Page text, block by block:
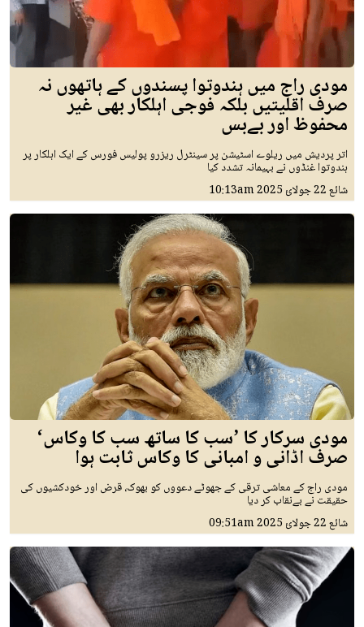
مودی راج میں ہندوتوا پسندوں کے ہاتھوں نہ
صرف اقلیتیں بلکہ فوجی اہلکار بھی غیر
محفوظ اور بےبس
اتر پردیش میں ریلوے اسٹیشن پر سینٹرل ریزرو پولیس فورس کے ایک اہلکار پر
ہندوتوا غنڈوں نے بہیمانہ تشدد کیا
شائع22 جولائ 2025 10:13am
مودی سرکار کا ’سب کا ساتھ سب کا وکاس‘
صرف اڈانی و امبانی کا وکاس ثابت ہوا
مودی راج کے معاشی ترقی کے جھوٹے دعووں کو بھوک، قرض اور خودکشیوں کی
حقیقت نے بےنقاب کر دیا
شائع22 جولائ 2025 09:51am